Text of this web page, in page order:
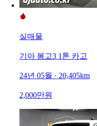
실매물
기아 봉고3 1톤 카고
24년 05월 · 20,405km
2,000만원